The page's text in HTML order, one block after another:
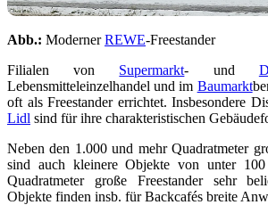
Abb.: ModernerREWE-Freestander
Filialen von Supermarkt- und
Lebensmitteleinzelhandel und im Baumarkt
oft als Freestander errichtet. Insbesondere
Lidl sind für ihre charakteristischen
Neben den 1.000 und mehr Quadratmeter
sind auch kleinere Objekte von unter
Quadratmeter große Freestander sehr
Objekte finden insb. für Backcafés breite